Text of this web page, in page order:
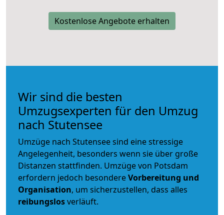
Kostenlose Angebote erhalten
Wir sind die besten
Umzugsexperten für den Umzug
nach Stutensee
Umzüge nach Stutensee sind eine stressige
Angelegenheit, besonders wenn sie über große
Distanzen stattfinden. Umzüge von Potsdam
erfordern jedoch besondereVorbereitung und
Organisation, um sicherzustellen, dass alles
reibungslosverläuft.